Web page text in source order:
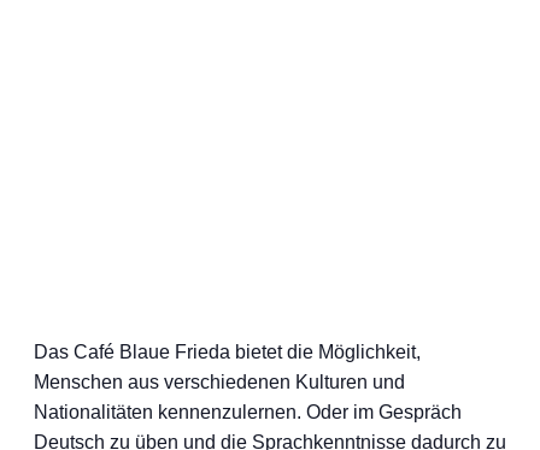
Das Café Blaue Frieda bietet die Möglichkeit,
Menschen aus verschiedenen Kulturen und
Nationalitäten kennenzulernen. Oder im Gespräch
Deutsch zu üben und die Sprachkenntnisse dadurch zu